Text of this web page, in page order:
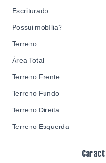
Escriturado
Possui mobília?
Terreno
Área Total
Terreno Frente
Terreno Fundo
Terreno Direita
Terreno Esquerda